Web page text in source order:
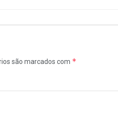
são marcados com *